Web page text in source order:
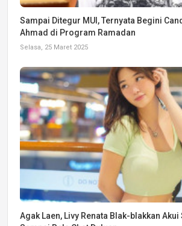
Sampai Ditegur MUI, Ternyata Begini
Ahmad di Program Ramadan
Selasa, 25 Maret 2025
Agak Laen, Livy Renata Blak-blakkan Akui